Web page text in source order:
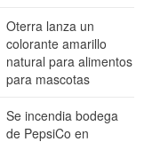
Oterra lanza un
colorante amarillo
natural para alimentos
para mascotas
Se incendia bodega
de PepsiCo en